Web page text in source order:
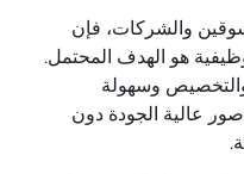
والشركات، فإن
هو الهدف المحتمل.
وسهولة
عالية الجودة دون